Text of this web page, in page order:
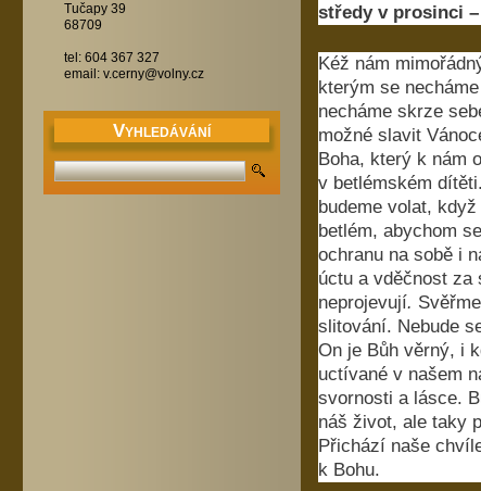
středy v prosinci –
Kéž nám
kterým se
necháme skrze
možné slavit
Boha, který k nám
v betlémském
budeme volat,
betlém, abychom
ochranu na sobě i
úctu a vděčnost za
neprojevují.
slitování. Nebude
On je Bůh věrný, i
uctívané v našem
svornosti a lásce.
náš život, ale taky
Přichází naše
k Bohu.
Tučapy 39
68709
tel: 604 367 327
email: v.cerny@volny.cz
VYHLEDÁVÁNÍ